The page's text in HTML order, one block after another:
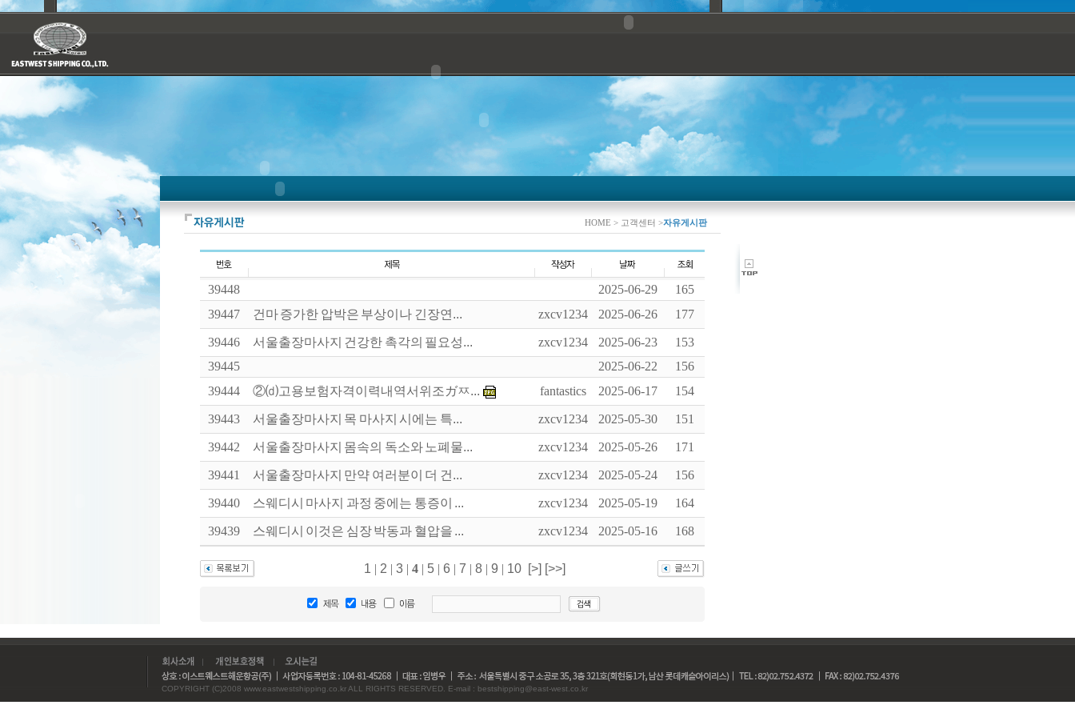
HOME > 고객센터 >자유게시판
39448 2025-06-29
165
39447
건마 증가한 압박은 부상이나 긴장연... zxcv1234 2025-06-26 177
39446 서울출장마사지 건강한 촉각의 필요성... zxcv1234 2025-06-23
153
39445
2025-06-22
156
39444
②⒟고용보험자격이력내역서위조ガㅉ... fantastics 2025-06-17 154
39443 서울출장마사지 목 마사지 시에는 특... zxcv1234 2025-05-30 151
39442 서울출장마사지 몸속의 독소와 노폐물... zxcv1234 2025-05-26 171
39441 서울출장마사지 만약 여러분이 더 건... zxcv1234 2025-05-24 156
39440 스웨디시 마사지 과정 중에는 통증이 ... zxcv1234 2025-05-19 164
39439 스웨디시 이것은 심장 박동과 혈압을 ... zxcv1234 2025-05-16 168
1 | 2 | 3| 4| 5| 6 | 7 | 8| 9 | 10 [>] [>>]
COPYRIGHT (C)2008 www.eastwestshipping.co.kr ALL RIGHTS RESERVED. E-mail : bestshipping@east-west.co.kr